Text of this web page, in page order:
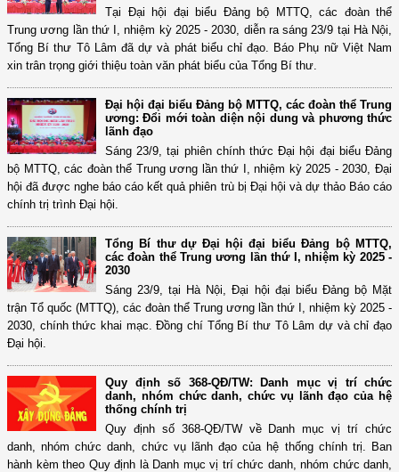
Tại Đại hội đại biểu Đảng bộ MTTQ, các đoàn thể
Trung ương lần thứ I, nhiệm kỳ 2025 - 2030, diễn ra sáng 23/9 tại Hà Nội,
Tổng Bí thư Tô Lâm đã dự và phát biểu chỉ đạo. Báo Phụ nữ Việt Nam
xin trân trọng giới thiệu toàn văn phát biểu của Tổng Bí thư.
Đại hội đại biểu Đảng bộ MTTQ, các đoàn thể Trung
ương: Đổi mới toàn diện nội dung và phương thức
lãnh đạo
Sáng 23/9, tại phiên chính thức Đại hội đại biểu Đảng
bộ MTTQ, các đoàn thể Trung ương lần thứ I, nhiệm kỳ 2025 - 2030, Đại
hội đã được nghe báo cáo kết quả phiên trù bị Đại hội và dự thảo Báo cáo
chính trị trình Đại hội.
Tổng Bí thư dự Đại hội đại biểu Đảng bộ MTTQ,
các đoàn thể Trung ương lần thứ I, nhiệm kỳ 2025 -
2030
Sáng 23/9, tại Hà Nội, Đại hội đại biểu Đảng bộ Mặt
trận Tổ quốc (MTTQ), các đoàn thể Trung ương lần thứ I, nhiệm kỳ 2025 -
2030, chính thức khai mạc. Đồng chí Tổng Bí thư Tô Lâm dự và chỉ đạo
Đại hội.
Quy định số 368-QĐ/TW: Danh mục vị trí chức
danh, nhóm chức danh, chức vụ lãnh đạo của hệ
thống chính trị
Quy định số 368-QĐ/TW về Danh mục vị trí chức
danh, nhóm chức danh, chức vụ lãnh đạo của hệ thống chính trị. Ban
hành kèm theo Quy định là Danh mục vị trí chức danh, nhóm chức danh,